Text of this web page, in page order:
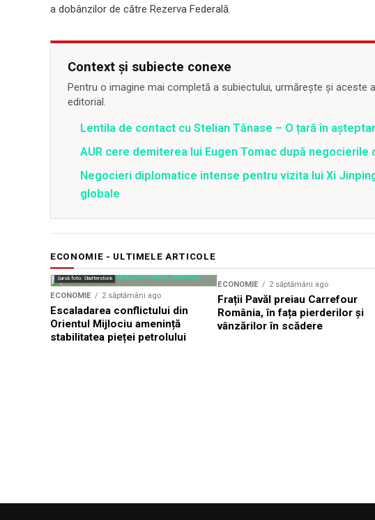
a dobânzilor de către Rezerva Federală.
Context și subiecte conexe
Pentru o imagine mai completă a subiectului, urmărește și aceste
editorial.
Lentila de contact cu Stelian Tănase – O țară în
AUR cere demiterea lui Eugen Tomac după
Negocieri diplomatice intense pentru vizita lui Xi
globale
ECONOMIE - ULTIMELE ARTICOLE
Sursă foto: Shutterstock
ECONOMIE 2 săptămâni ago
Escaladarea conflictului din
Orientul Mijlociu amenință
stabilitatea pieței petrolului
ECONOMIE 2 săptămâni ago
Frații Pavăl preiau Carrefour
România, în fața pierderilor și
vânzărilor în scădere